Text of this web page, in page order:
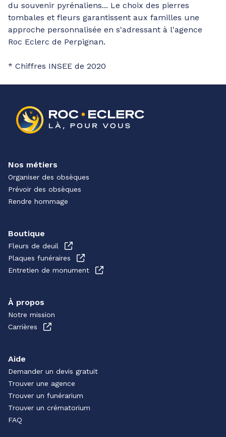
du souvenir pyrénaliens... Le choix des pierres
tombales et fleurs garantissent aux familles une
approche personnalisée en s'adressant à l'agence
Roc Eclerc de Perpignan.
* Chiffres INSEE de 2020
Nos métiers
Organiser des obsèques
Prévoir des obsèques
Rendre hommage
Boutique
Fleurs de deuil
Plaques funéraires
Entretien de monument
À propos
Notre mission
Carrières
Aide
Demander un devis gratuit
Trouver une agence
Trouver un funérarium
Trouver un crématorium
FAQ